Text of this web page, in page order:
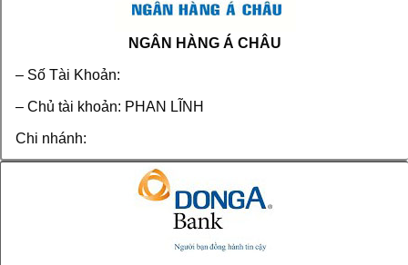
NGÂN HÀNG Á CHÂU
– Số Tài Khoản:
– Chủ tài khoản: PHAN LĨNH
Chi nhánh: